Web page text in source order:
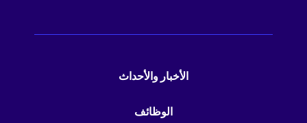
الأخبار والأحداث
الوظائف